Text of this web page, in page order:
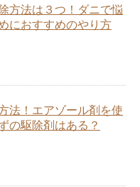
方法は３つ！ダニで悩
におすすめのやり方
法！エアゾール剤を使
の駆除剤はある？